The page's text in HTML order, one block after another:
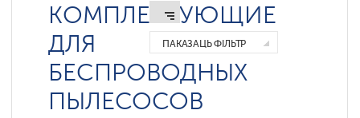
КОМПЛЕКТУЮЩИЕ
ДЛЯ
БЕСПРОВОДНЫХ
ПЫЛЕСОСОВ
ПАКАЗАЦЬ ФІЛЬТР
Партатыўныя
Робаты
пыласосы
Цыклонныя
пыласосы